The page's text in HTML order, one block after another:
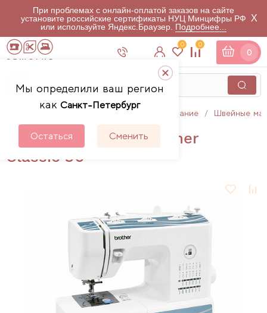
При проблемах с онлайн-оплатой заказов на сайте
установите российские сертификаты НУЦ Минцифры РФ
или используйте Яндекс.Браузер. Подробнее...
X
Мы определили ваш регион
как Санкт-Петербург
Остаться Сменить
0 0
0
Швейное оборудование Швейные
Швейная машина Brother
Classic 30